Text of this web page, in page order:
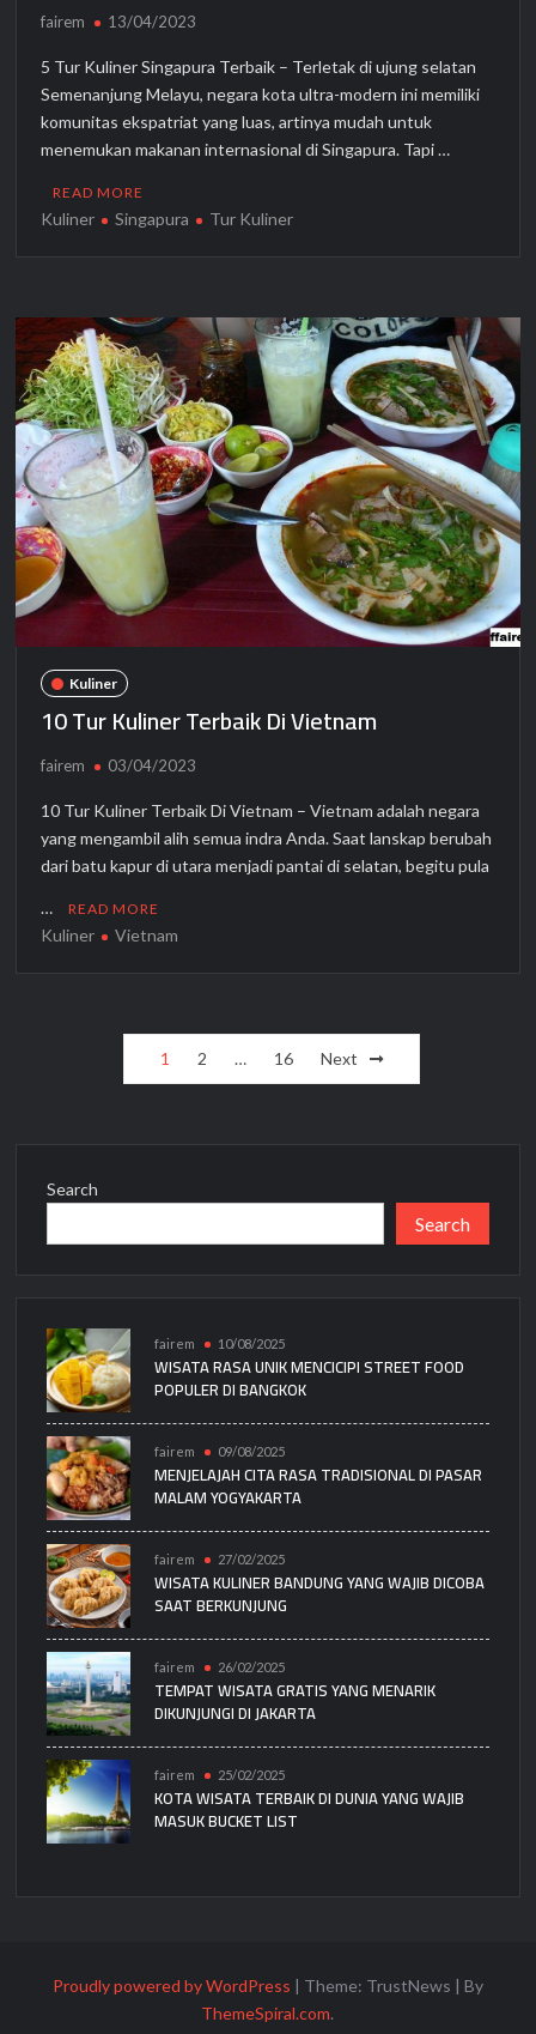
fairem 13/04/2023
5 Tur Kuliner Singapura Terbaik – Terletak di ujung selatan
Semenanjung Melayu, negara kota ultra-modern ini memiliki
komunitas ekspatriat yang luas, artinya mudah untuk
menemukan makanan internasional di Singapura. Tapi …
READ MORE
Kuliner Singapura Tur Kuliner
Kuliner
10 Tur Kuliner Terbaik Di Vietnam
fairem 03/04/2023
10 Tur Kuliner Terbaik Di Vietnam – Vietnam adalah negara
yang mengambil alih semua indra Anda. Saat lanskap berubah
dari batu kapur di utara menjadi pantai di selatan, begitu pula
… READ MORE
Kuliner Vietnam
pagination1 2 … 16 Next
Search
Search
fairem 10/08/2025
WISATA RASA UNIK MENCICIPI STREET FOOD
POPULER DI BANGKOK
fairem 09/08/2025
MENJELAJAH CITA RASA TRADISIONAL DI PASAR
MALAM YOGYAKARTA
fairem 27/02/2025
WISATA KULINER BANDUNG YANG WAJIB DICOBA
SAAT BERKUNJUNG
fairem 26/02/2025
TEMPAT WISATA GRATIS YANG MENARIK
DIKUNJUNGI DI JAKARTA
fairem 25/02/2025
KOTA WISATA TERBAIK DI DUNIA YANG WAJIB
MASUK BUCKET LIST
Proudly powered by WordPress | Theme: TrustNews | By
ThemeSpiral.com.